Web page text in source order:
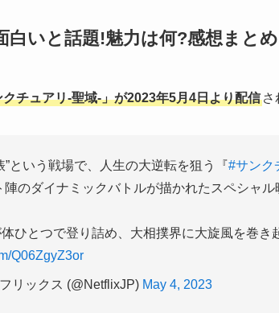
白いと話題!魅力は何?感想まとめ
チュアリ-聖域-」が2023年5月4日より配信 さ
”という戦場で、人生の大逆転を狙う『#サンク
陣のダイナミックバトルが描かれたスペシャル
ひとつで登り詰め、大相撲界に大旋風を巻
Q06ZgyZ3or
リックス (@NetflixJP) May 4, 2023